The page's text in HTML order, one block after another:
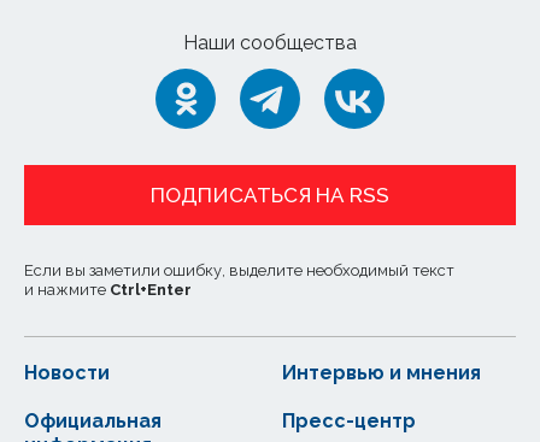
Наши сообщества
ПОДПИСАТЬСЯ НА RSS
Если вы заметили ошибку, выделите необходимый текст
и нажмите Ctrl+Enter
Новости
Официальная
Интервью и мнения
Пресс-центр